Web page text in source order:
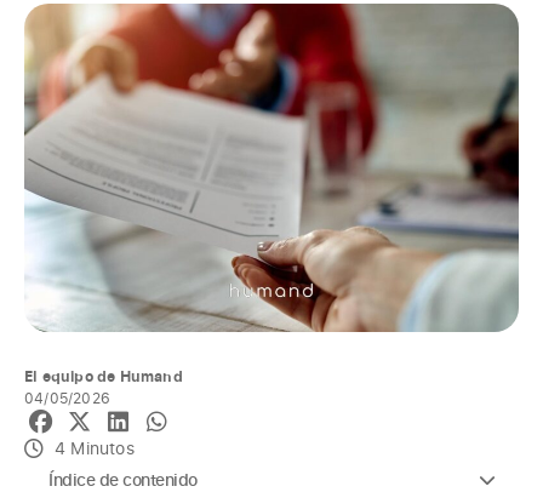
El equipo de Humand
04/05/2026
4 Minutos
Índice de contenido